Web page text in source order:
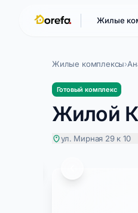
Жилые
Жилые комплексы›
Готовый комплекс
Жилой
ул. Мирная 29 к 10